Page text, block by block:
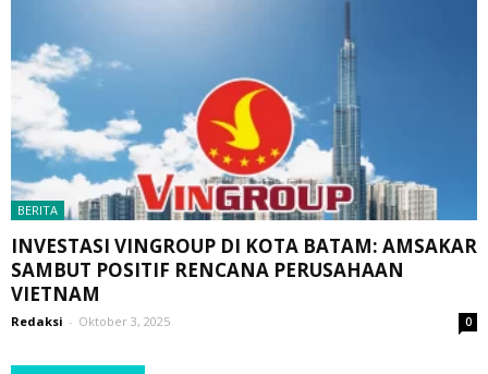
BERITA
INVESTASI VINGROUP DI KOTA BATAM: AMSAKAR
SAMBUT POSITIF RENCANA PERUSAHAAN
VIETNAM
Redaksi - Oktober 3, 2025 0